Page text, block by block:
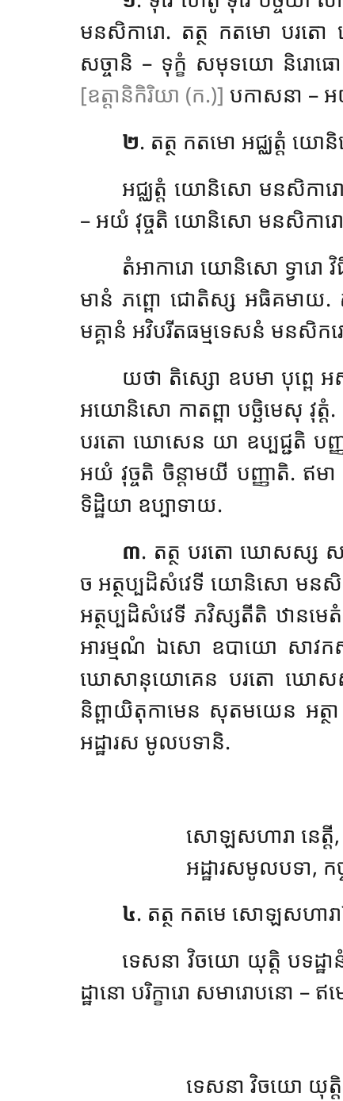
មនសិការោ. តត្ថ កតមោ បរត
សច្ចានិ – ទុក្ខំ សមុទយោ និរោធ
[ឧត្តានិកិរិយា (ក.)] បកាសនា –
២. តត្ថ កតមោ អជ្ឈត្តំ យ
អជ្ឈត្តំ យោនិសោ មនសិការ
– អយំ វុច្ចតិ យោនិសោ មនសិការ
តំអាការោ យោនិសោ ទ្វារោ
មានំ ភព្ពោ ជោតិស្ស អធិគមាយ.
មគ្គានំ អវិបរីតធម្មទេសនំ មនសិ
យថា តិស្សោ ឧបមា បុព្ពេ
អយោនិសោ កាតព្ពា បច្ឆិមេសុ វុ
បរតោ ឃោសេន យា ឧប្បជ្ជតិ ប
អយំ វុច្ចតិ ចិន្តាមយី បញ្ញាតិ. ឥមា
ទិដ្ឋិយា ឧប្បាទាយ.
៣. តត្ថ បរតោ ឃោសស្ស សច្
ច អត្ថប្បដិសំវេទី យោនិសោ មនសិ
អត្ថប្បដិសំវេទី ភវិស្សតីតិ ឋាន
អារម្មណំ ឯសោ ឧបាយោ សាវ
ឃោសានុយោគេន បរតោ ឃោសស្ស
និព្ពាយិតុកាមេន សុតមយេន អត្ថា
អដ្ឋារស មូលបទានិ.
សោឡសហារា នេត្
អដ្ឋារសមូលបទា, កច្
៤. តត្ថ កតមេ សោឡសហារ
ទេសនា វិចយោ យុត្តិ បទដ្ឋ
ដ្ឋានោ បរិក្ខារោ សមារោបនោ –
ទេសនាវិចយោ យុត្